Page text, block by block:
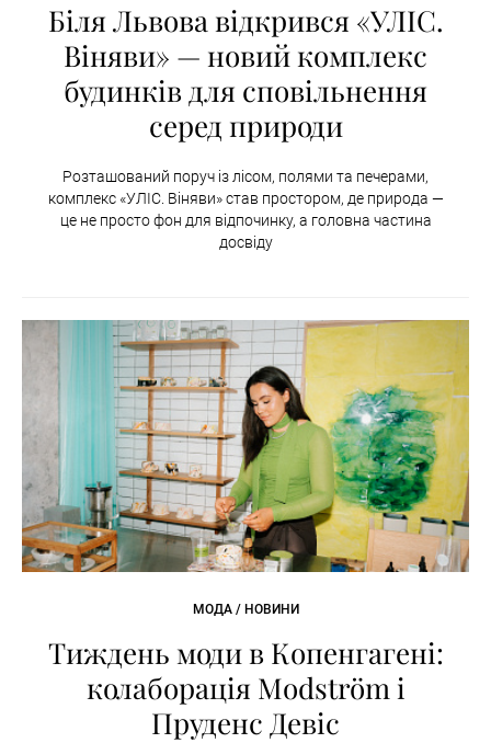
Біля Львова відкрився «УЛІС.
Віняви» — новий комплекс
будинків для сповільнення
серед природи
Розташований поруч із лісом, полями та печерами,
комплекс «УЛІС. Віняви» став простором, де природа —
це не просто фон для відпочинку, а головна частина
досвіду
МОДА / НОВИНИ
Тиждень моди в Копенгагені:
колаборація Modström і
Пруденс Девіс